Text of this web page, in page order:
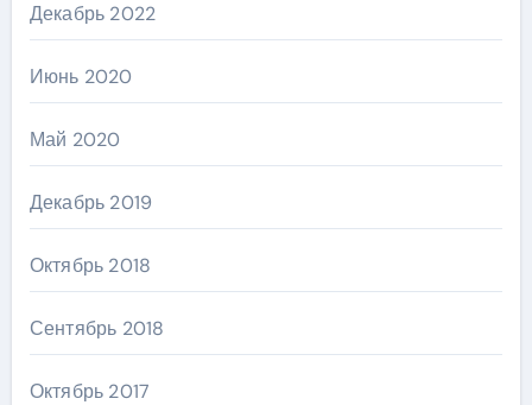
Декабрь 2022
Июнь 2020
Май 2020
Декабрь 2019
Октябрь 2018
Сентябрь 2018
Октябрь 2017